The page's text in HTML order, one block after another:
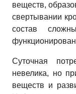
веществ,
свертывании
состав
Суточная
невелика, но
веществ и